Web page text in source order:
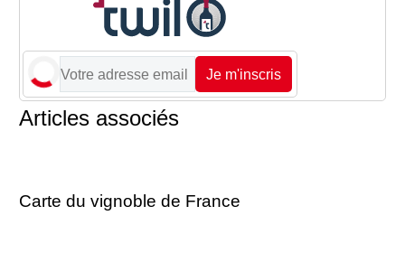
Je m'inscris
Articles associés
Carte du vignoble de France